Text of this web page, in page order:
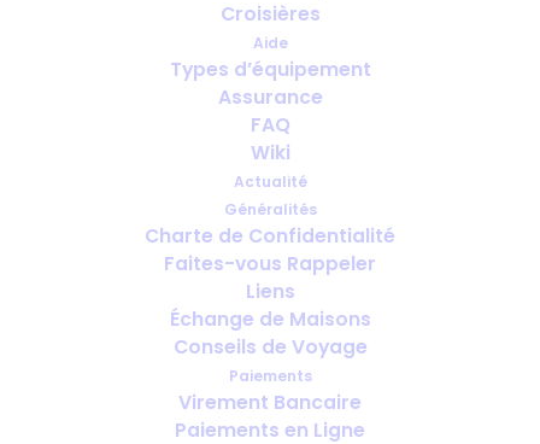
Croisières
Aide
Types d’équipement
Assurance
FAQ
Wiki
Actualité
Généralités
Charte de Confidentialité
Faites-vous Rappeler
Liens
Échange de Maisons
Conseils de Voyage
Paiements
Virement Bancaire
Paiements en Ligne
Combien de temps à l’avance faut-
il prévoir l’oxygène pour le voyage ?